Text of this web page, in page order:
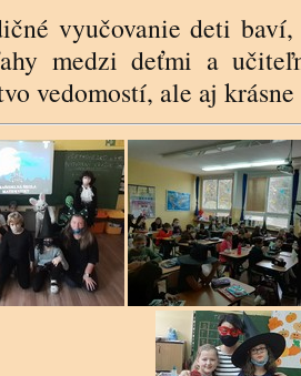
vyučovanie deti
medzi deťmi a
vedomostí, ale aj